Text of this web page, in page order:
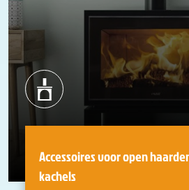
Accessoires voor open
kachels